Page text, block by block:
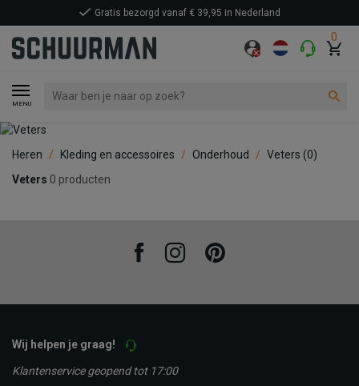
0
MENU
Gratis bezorgd vanaf € 39,95 in Nederland
Heren Kleding en accessoires Onderhoud Veters (0)
Veters 0 producten
FacebookInstagramPinterest
Wij helpen je graag!
Klantenservice geopend tot 17:00